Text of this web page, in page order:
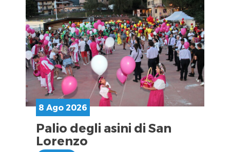
8 Ago 2026
Palio degli asini di San
Lorenzo